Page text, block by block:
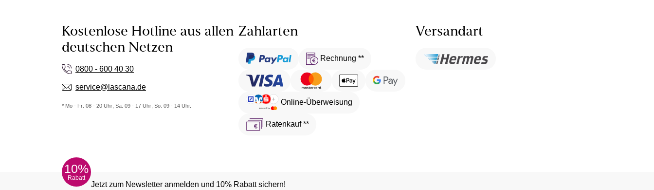
Kostenlose Hotline aus allen
deutschen Netzen
0800 - 600 40 30
service@lascana.de
* Mo - Fr: 08 - 20 Uhr; Sa: 09 - 17 Uhr; So: 09 - 14 Uhr.
Zahlarten
Rechnung **
Online-Überweisung
Ratenkauf **
Versandart
10%
Rabatt
Jetzt zum Newsletter anmelden und 10% Rabatt sichern!